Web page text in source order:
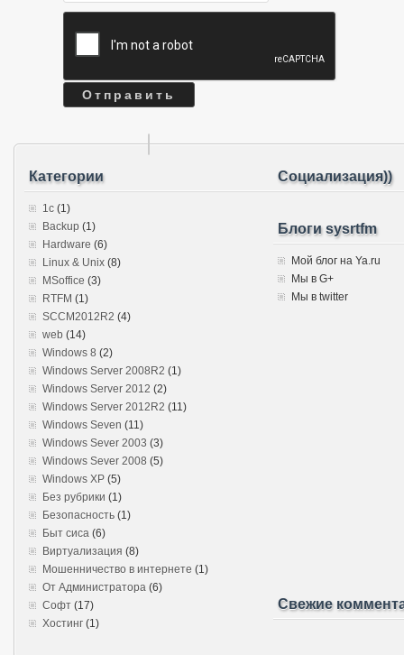
Категории
1c (1)
Backup (1)
Hardware (6)
Linux & Unix (8)
MSoffice (3)
RTFM (1)
SCCM2012R2 (4)
web (14)
Windows 8 (2)
Windows Server 2008R2 (1)
Windows Server 2012 (2)
Windows Server 2012R2 (11)
Windows Seven (11)
Windows Sever 2003 (3)
Windows Sever 2008 (5)
Windows XP (5)
Без рубрики (1)
Безопасность (1)
Быт сиса (6)
Виртуализация (8)
Мошенничество в интернете (1)
От Администратора (6)
Софт (17)
Хостинг (1)
Социализация))
Блоги sysrtfm
Мой блог на Ya.ru
Мы в G+
Мы в twitter
Свежие